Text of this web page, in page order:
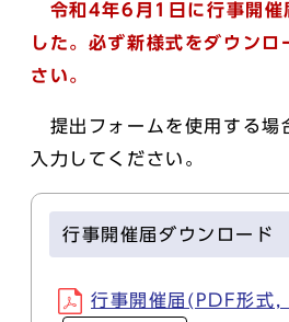
令和4年6月1日に行事開催
した。必ず新様式をダウンロ
さい。
提出フォームを使用する場
入力してください。
行事開催届ダウンロード
行事開催届(PDF形